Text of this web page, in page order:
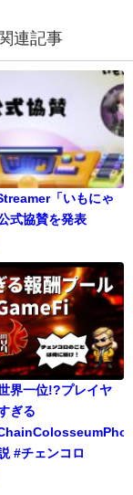
連記事
「いもにゃ
式協賛を発表
界一位!?プレイヤ
ぎる
#チェンコロ